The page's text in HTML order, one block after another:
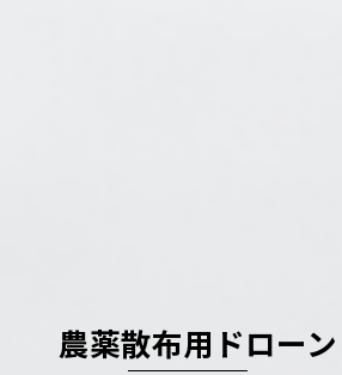
農薬散布用ドローン